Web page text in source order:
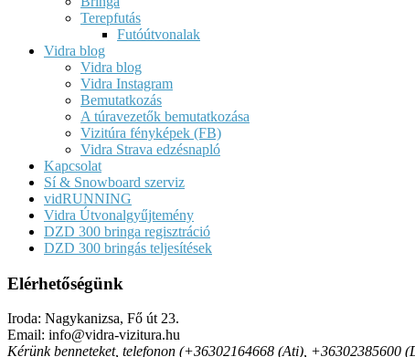
Terepfutás
Futóútvonalak
Vidra blog
Vidra blog
Vidra Instagram
Bemutatkozás
A túravezetők bemutatkozása
Vizitúra fényképek (FB)
Vidra Strava edzésnapló
Kapcsolat
Sí & Snowboard szerviz
vidRUNNING
Vidra Útvonalgyűjtemény
DZD 300 bringa regisztráció
DZD 300 bringás teljesítések
Elérhetőségünk
Iroda: Nagykanizsa, Fő út 23.
Email: info@vidra-vizitura.hu
Kérünk benneteket, telefonon (+36302164668 (Ati), +36302385600